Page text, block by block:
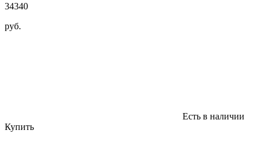
34340
руб.
Есть в наличии
Купить